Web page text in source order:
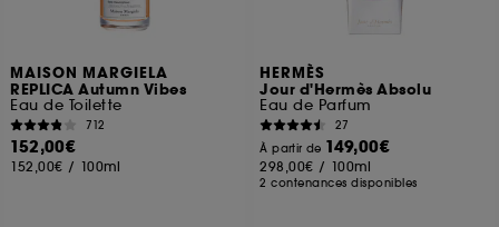
MAISON MARGIELA
REPLICA Autumn Vibes
Eau de Toilette
712
152,00€
152,00€ / 100ml
HERMÈS
Jour d'Hermès Absolu
Eau de Parfum
27
À partir de 149,00€
298,00€ / 100ml
2 contenances disponibles